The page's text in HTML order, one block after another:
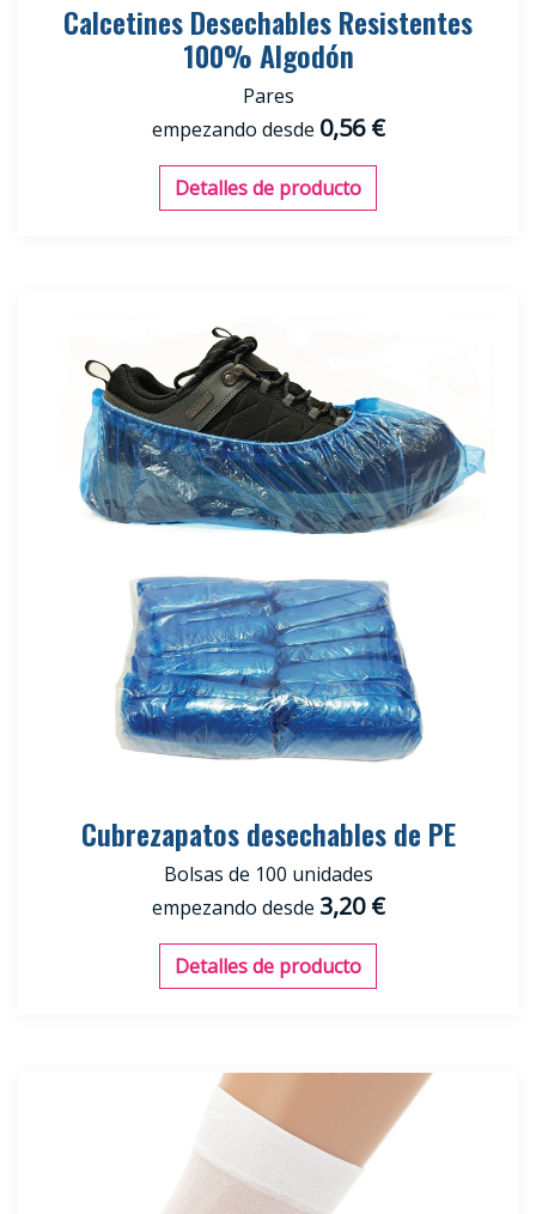
Calcetines Desechables Resistentes
100% Algodón
Pares
empezando desde 0,56 €
Detalles de producto
Cubrezapatos desechables de PE
Bolsas de 100 unidades
empezando desde 3,20 €
Detalles de producto